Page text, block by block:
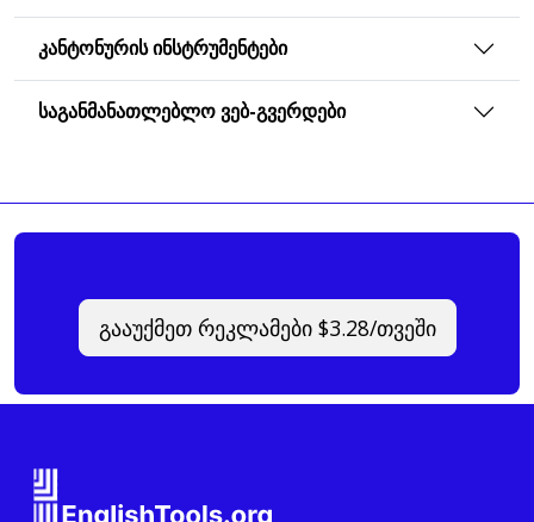
ᲙᲐᲜᲢᲝᲜᲣᲠᲘᲡ ᲘᲜᲡᲢᲠᲣᲛᲔᲜᲢᲔᲑᲘ
ᲡᲐᲒᲐᲜᲛᲐᲜᲐᲗᲚᲔᲑᲚᲝ ᲕᲔᲑ-ᲒᲕᲔᲠᲓᲔᲑᲘ
გააუქმეთ რეკლამები $3.28/თვეში